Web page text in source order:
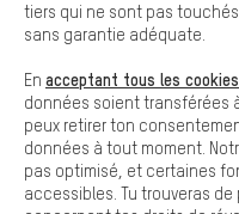
frais de portpour
tiers qui ne sont pas
sans garantie adéquate.
En acceptant tous les cookies
données soient transférées
peux retirer ton
données à tout moment.
pas optimisé, et certaines
accessibles. Tu trouveras